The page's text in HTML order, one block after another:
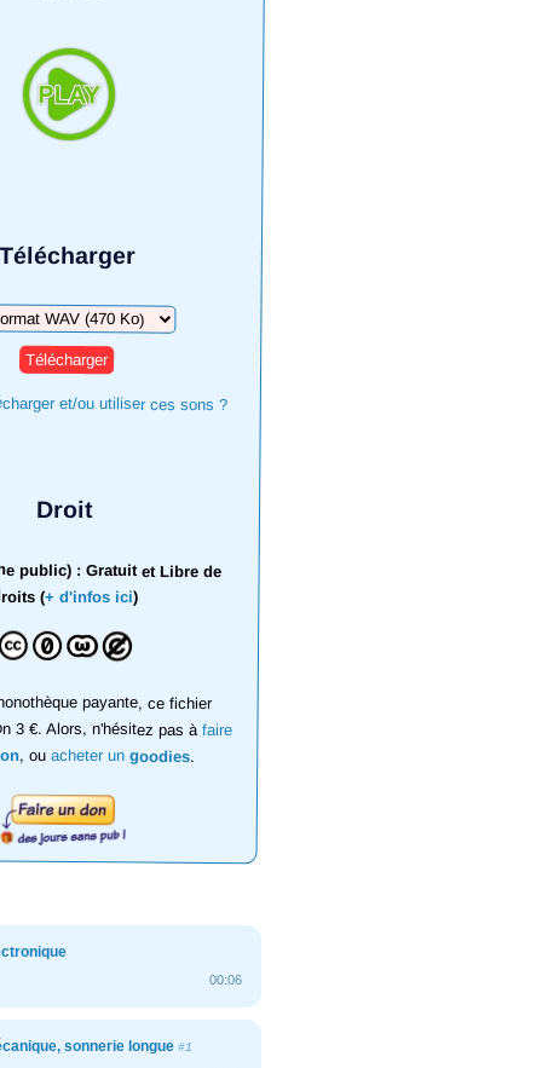
Télécharger
et/ou utiliser ces sons ?
Droit
public) : Gratuit et Libre de
(+ d'infos ici)
payante, ce fichier
3 €. Alors, n'hésitez pas àfaire
, ouacheter ungoodies.
00:06
sonnerie longue#1